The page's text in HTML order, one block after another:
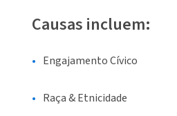
Causas incluem:
Engajamento Cívico
Raça & Etnicidade